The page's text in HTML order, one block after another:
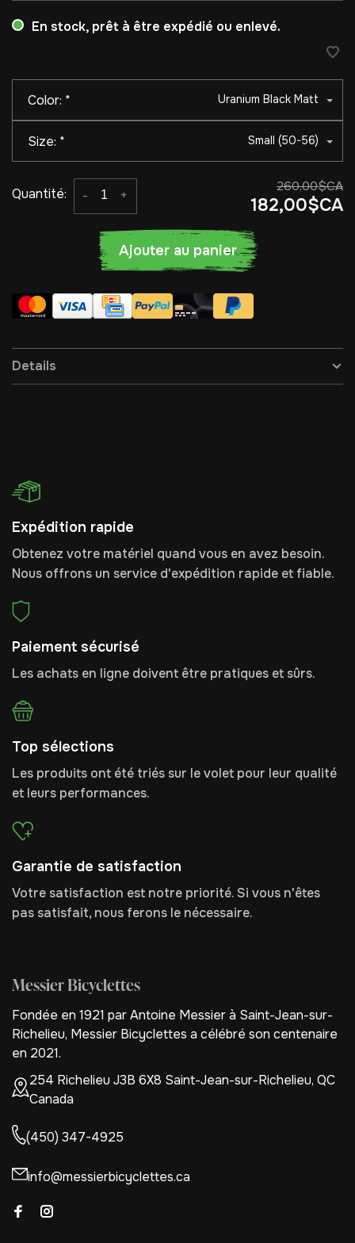
En stock, prêt à être expédié ou enlevé.
Color: * Uranium Black Matt
Size: * Small (50-56)
Quantité: +
-
260,00$CA
182,00$CA
Ajouter au panier
Details
Expédition rapide
Obtenez votre matériel quand vous en avez besoin.
Nous offrons un service d'expédition rapide et fiable.
Paiement sécurisé
Les achats en ligne doivent être pratiques et sûrs.
Top sélections
Les produits ont été triés sur le volet pour leur qualité
et leurs performances.
Garantie de satisfaction
Votre satisfaction est notre priorité. Si vous n'êtes
pas satisfait, nous ferons le nécessaire.
Messier Bicyclettes
Fondée en 1921 par Antoine Messier à Saint-Jean-sur-
Richelieu, Messier Bicyclettes a célébré son centenaire
en 2021.
254 Richelieu J3B 6X8 Saint-Jean-sur-Richelieu, QC
Canada
(450) 347-4925
info@messierbicyclettes.ca